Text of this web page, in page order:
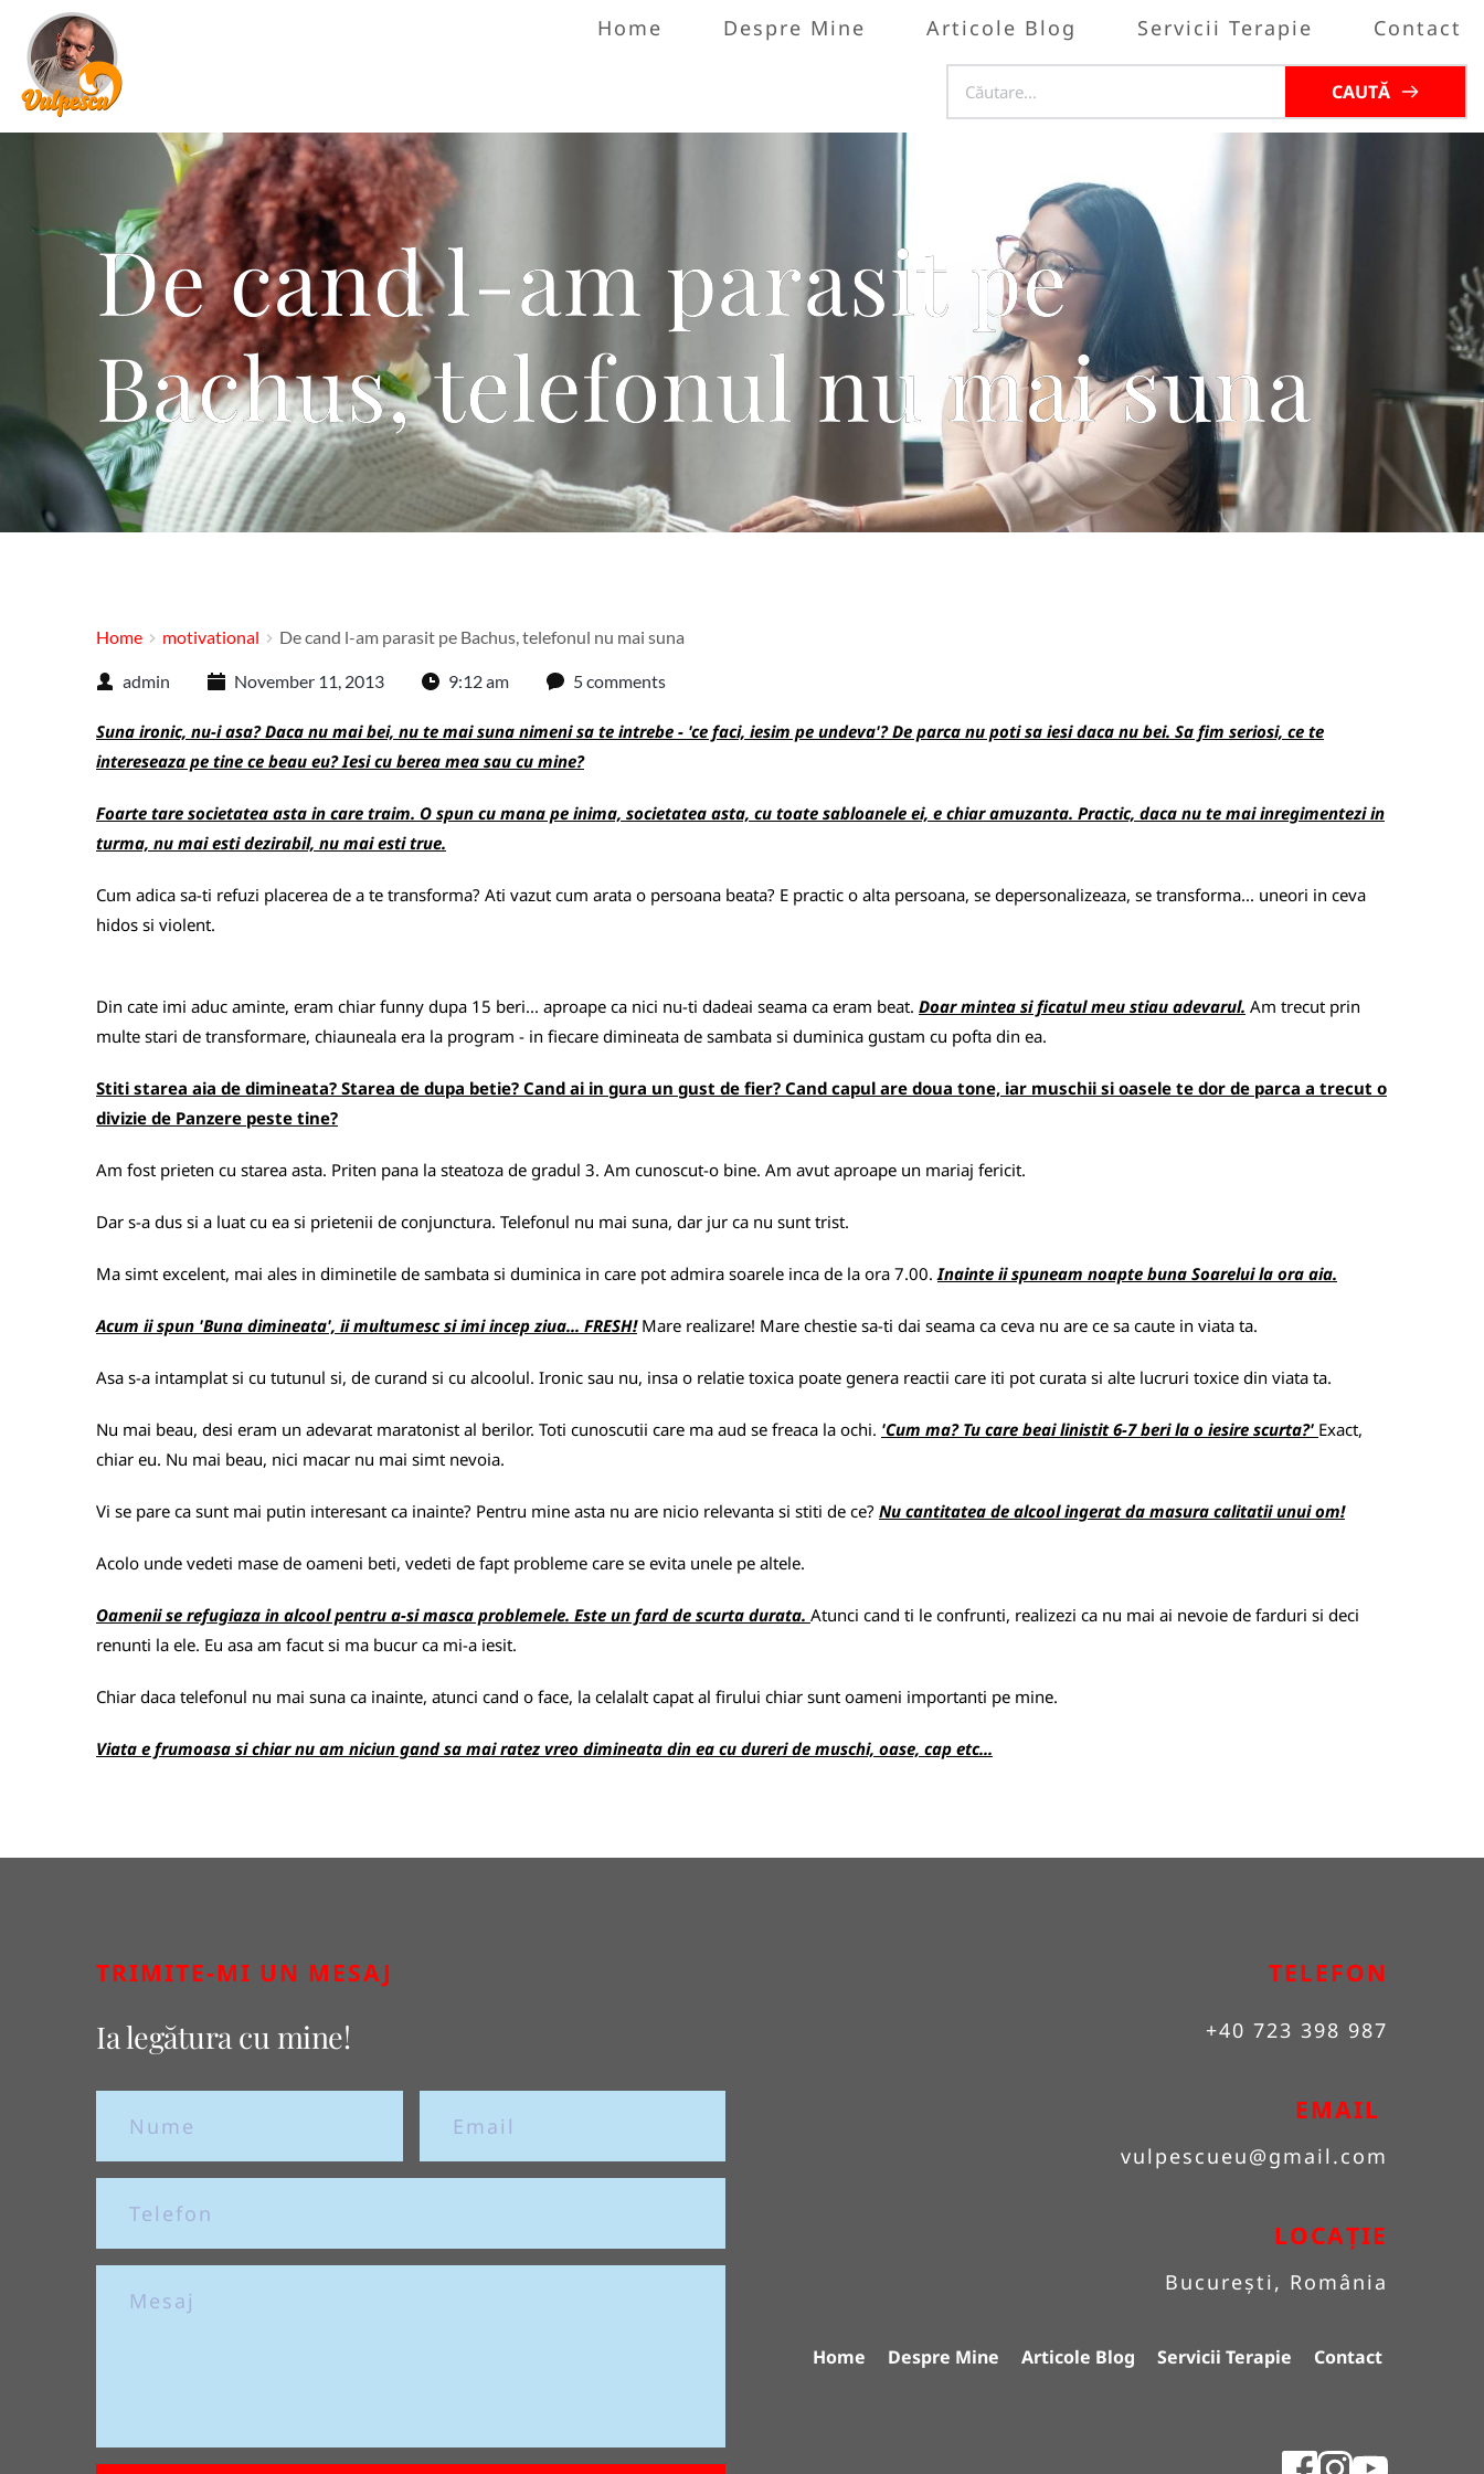
Home Despre Mine Articole Blog Servicii Terapie Contact
CAUTĂ
De cand l-am parasit pe
Bachus, telefonul nu mai suna
Home motivational De cand l-am parasit pe Bachus, telefonul nu mai suna
admin November 11, 2013 9:12 am 5 comments
Suna ironic, nu-i asa? Daca nu mai bei, nu te mai suna nimeni sa te intrebe - 'ce faci, iesim pe undeva'? De parca nu poti sa iesi daca nu bei. Sa fim seriosi, ce te
intereseaza pe tine ce beau eu? Iesi cu berea mea sau cu mine?
Foarte tare societatea asta in care traim. O spun cu mana pe inima, societatea asta, cu toate sabloanele ei, e chiar amuzanta. Practic, daca nu te mai inregimentezi in
turma, nu mai esti dezirabil, nu mai esti true.
Cum adica sa-ti refuzi placerea de a te transforma? Ati vazut cum arata o persoana beata? E practic o alta persoana, se depersonalizeaza, se transforma... uneori in ceva
hidos si violent.
Din cate imi aduc aminte, eram chiar funny dupa 15 beri... aproape ca nici nu-ti dadeai seama ca eram beat. Doar mintea si ficatul meu stiau adevarul. Am trecut prin
multe stari de transformare, chiauneala era la program - in fiecare dimineata de sambata si duminica gustam cu pofta din ea.
Stiti starea aia de dimineata? Starea de dupa betie? Cand ai in gura un gust de fier? Cand capul are doua tone, iar muschii si oasele te dor de parca a trecut o
divizie de Panzere peste tine?
Am fost prieten cu starea asta. Priten pana la steatoza de gradul 3. Am cunoscut-o bine. Am avut aproape un mariaj fericit.
Dar s-a dus si a luat cu ea si prietenii de conjunctura. Telefonul nu mai suna, dar jur ca nu sunt trist.
Ma simt excelent, mai ales in diminetile de sambata si duminica in care pot admira soarele inca de la ora 7.00.Inainte ii spuneam noapte buna Soarelui la ora aia.
Acum ii spun 'Buna dimineata', ii multumesc si imi incep ziua... FRESH!Mare realizare! Mare chestie sa-ti dai seama ca ceva nu are ce sa caute in viata ta.
Asa s-a intamplat si cu tutunul si, de curand si cu alcoolul. Ironic sau nu, insa o relatie toxica poate genera reactii care iti pot curata si alte lucruri toxice din viata ta.
Nu mai beau, desi eram un adevarat maratonist al berilor. Toti cunoscutii care ma aud se freaca la ochi. 'Cum ma? Tu care beai linistit 6-7 beri la o iesire scurta?' Exact,
chiar eu. Nu mai beau, nici macar nu mai simt nevoia.
Vi se pare ca sunt mai putin interesant ca inainte? Pentru mine asta nu are nicio relevanta si stiti de ce? Nu cantitatea de alcool ingerat da masura calitatii unui om!
Acolo unde vedeti mase de oameni beti, vedeti de fapt probleme care se evita unele pe altele.
Oamenii se refugiaza in alcool pentru a-si masca problemele. Este un fard de scurta durata. Atunci cand ti le confrunti, realizezi ca nu mai ai nevoie de farduri si deci
renunti la ele. Eu asa am facut si ma bucur ca mi-a iesit.
Chiar daca telefonul nu mai suna ca inainte, atunci cand o face, la celalalt capat al firului chiar sunt oameni importanti pe mine.
Viata e frumoasa si chiar nu am niciun gand sa mai ratez vreo dimineata din ea cu dureri de muschi, oase, cap etc...
TRIMITE-MI UN MESAJ
Ia legătura cu mine!
TELEFON
+40 723 398 987
EMAIL
vulpescueu@gmail.com
LOCAȚIE
București, România
Home Despre Mine Articole Blog Servicii Terapie Contact